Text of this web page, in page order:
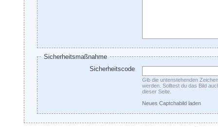
Sicherheitsmaßnahme
Sicherheitscode
Gib die untenstehenden
werden. Solltest du das Bild
dieser Seite.
Neues Captchabild laden